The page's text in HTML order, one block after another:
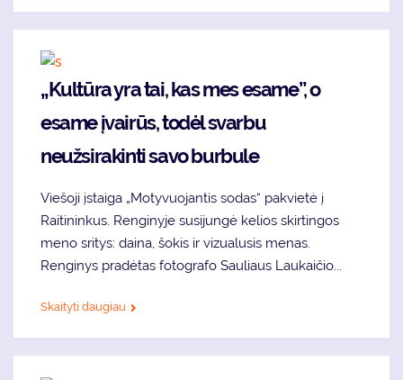
„Kultūra yra tai, kas mes esame”, o
esame įvairūs, todėl svarbu
neužsirakinti savo burbule
Viešoji įstaiga „Motyvuojantis sodas“ pakvietė į
Raitininkus. Renginyje susijungė kelios skirtingos
meno sritys: daina, šokis ir vizualusis menas.
Renginys pradėtas fotografo Sauliaus Laukaičio...
Skaityti daugiau